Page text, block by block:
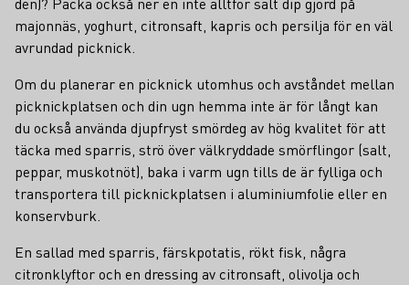
majonnäs, yoghurt, citronsaft, kapris och persilja för en väl
avrundad picknick.
Om du planerar en picknick utomhus och avståndet mellan
picknickplatsen och din ugn hemma inte är för långt kan
du också använda djupfryst smördeg av hög kvalitet för att
täcka med sparris, strö över välkryddade smörflingor (salt,
peppar, muskotnöt), baka i varm ugn tills de är fylliga och
transportera till picknickplatsen i aluminiumfolie eller en
konservburk.
En sallad med sparris, färskpotatis, rökt fisk, några
citronklyftor och en dressing av citronsaft, olivolja och